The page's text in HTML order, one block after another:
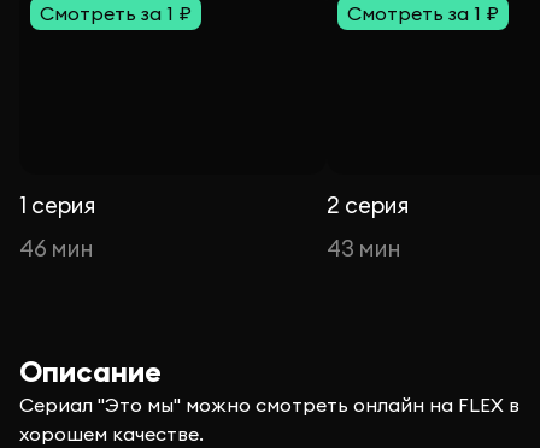
Смотреть за 1 ₽
1 серия
46 мин
Смотреть за 1 ₽
2 серия
43 мин
Описание
Сериал "Это мы" можно смотреть онлайн на FLEX в
хорошем качестве.